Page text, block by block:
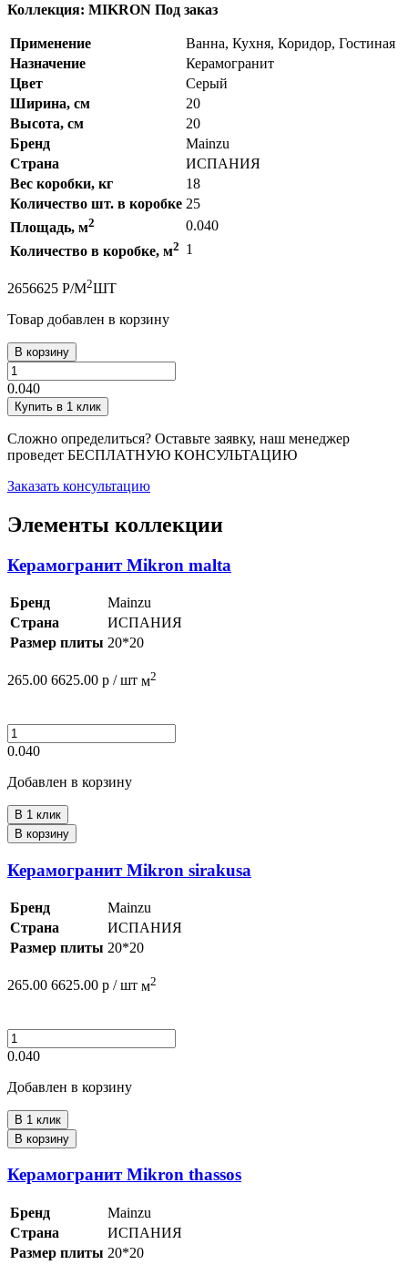
Коллекция: MIKRON Под заказ
Применение
Ванна, Кухня, Коридор, Гостиная
Назначение
Керамогранит
Цвет
Серый
Ширина, см
20
Высота, см
20
Бренд
Mainzu
Страна
ИСПАНИЯ
Вес коробки, кг
18
Количество шт. в коробке 25
Площадь, м2
0.040
Количество в коробке, м2 1
2656625 Р/М2ШТ
Товар добавлен в корзину
В корзину
0.040
Купить в 1 клик
Сложно определиться? Оставьте заявку, наш менеджер
проведет БЕСПЛАТНУЮ КОНСУЛЬТАЦИЮ
Заказать консультацию
Элементы коллекции
Керамогранит Mikron malta
Бренд
Mainzu
Страна
ИСПАНИЯ
Размер плиты 20*20
265.00 6625.00 р / шт м2
0.040
Добавлен в корзину
В 1 клик
В корзину
Керамогранит Mikron sirakusa
Бренд
Mainzu
Страна
ИСПАНИЯ
Размер плиты 20*20
265.00 6625.00 р / шт м2
0.040
Добавлен в корзину
В 1 клик
В корзину
Керамогранит Mikron thassos
Бренд
Mainzu
Страна
ИСПАНИЯ
Размер плиты 20*20